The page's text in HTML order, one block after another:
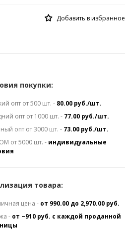
Добавить в избранное
покупки:
опт от 500 шт. - 80.00 руб./шт.
опт от 1000 шт. - 77.00 руб./шт.
опт от 3000 шт. - 73.00 руб./шт.
от 5000 шт. - индивидуальные
товара:
цена - от 990.00 до 2,970.00 руб.
- от ~910 руб. с каждой проданной